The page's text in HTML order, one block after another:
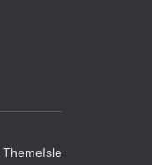
ThemeIsle